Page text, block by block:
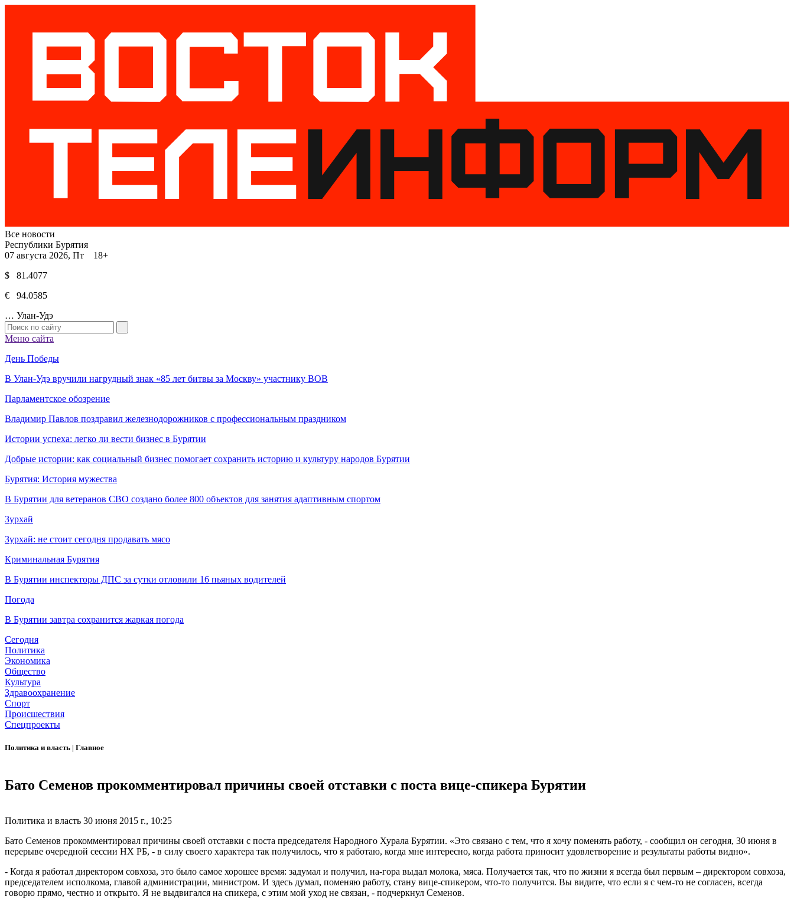
Все новости
Республики Бурятия
07 августа 2026, Пт 18+
$ 81.4077
€ 94.0585
… Улан-Удэ
Меню сайта
День Победы
В Улан-Удэ вручили нагрудный знак «85 лет битвы за Москву» участнику ВОВ
Парламентское обозрение
Владимир Павлов поздравил железнодорожников с профессиональным праздником
Истории успеха: легко ли вести бизнес в Бурятии
Добрые истории: как социальный бизнес помогает сохранить историю и культуру народов Бурятии
Бурятия: История мужества
В Бурятии для ветеранов СВО создано более 800 объектов для занятия адаптивным спортом
Зурхай
Зурхай: не стоит сегодня продавать мясо
Криминальная Бурятия
В Бурятии инспекторы ДПС за сутки отловили 16 пьяных водителей
Погода
В Бурятии завтра сохранится жаркая погода
Сегодня
Политика
Экономика
Общество
Культура
Здравоохранение
Спорт
Происшествия
Спецпроекты
Политика и власть | Главное
Бато Семенов прокомментировал причины своей отставки с поста вице-спикера Бурятии
Политика и власть 30 июня 2015 г., 10:25
Бато Семенов прокомментировал причины своей отставки с поста председателя Народного Хурала Бурятии. «Это связано с тем, что я хочу поменять работу, - сообщил он сегодня, 30 июня в
перерыве очередной сессии НХ РБ, - в силу своего характера так получилось, что я работаю, когда мне интересно, когда работа приносит удовлетворение и результаты работы видно».
- Когда я работал директором совхоза, это было самое хорошее время: задумал и получил, на-гора выдал молока, мяса. Получается так, что по жизни я всегда был первым – директором совхоза,
председателем исполкома, главой администрации, министром. И здесь думал, поменяю работу, стану вице-спикером, что-то получится. Вы видите, что если я с чем-то не согласен, всегда
говорю прямо, честно и открыто. Я не выдвигался на спикера, с этим мой уход не связан, - подчеркнул Семенов.